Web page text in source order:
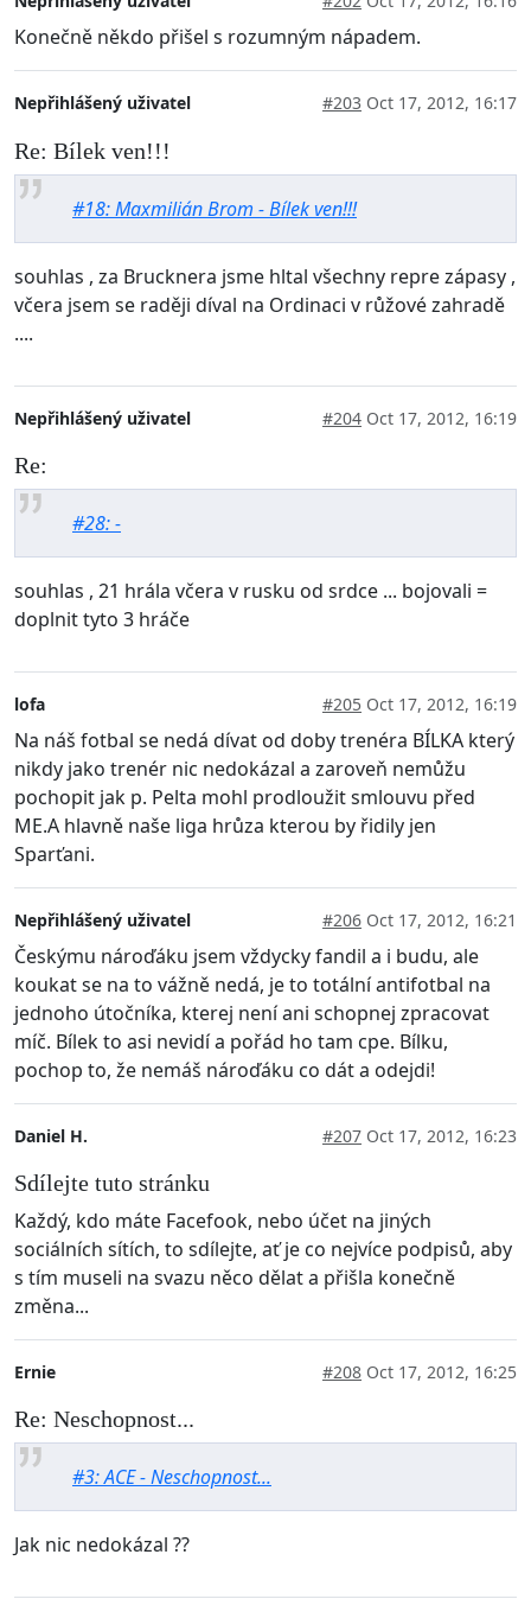
Konečně někdo přišel s rozumným nápadem.
Nepřihlášený uživatel #203 Oct 17, 2012, 16:17
Re: Bílek ven!!!
#18: Maxmilián Brom - Bílek ven!!!
souhlas , za Brucknera jsme hltal všechny repre zápasy ,
včera jsem se raději díval na Ordinaci v růžové zahradě
....
Nepřihlášený uživatel #204 Oct 17, 2012, 16:19
Re:
#28: -
souhlas , 21 hrála včera v rusku od srdce ... bojovali =
doplnit tyto 3 hráče
lofa #205 Oct 17, 2012, 16:19
Na náš fotbal se nedá dívat od doby trenéra BÍLKA který
nikdy jako trenér nic nedokázal a zaroveň nemůžu
pochopit jak p. Pelta mohl prodloužit smlouvu před
ME.A hlavně naše liga hrůza kterou by řidily jen
Sparťani.
Nepřihlášený uživatel #206 Oct 17, 2012, 16:21
Českýmu nároďáku jsem vždycky fandil a i budu, ale
koukat se na to vážně nedá, je to totální antifotbal na
jednoho útočníka, kterej není ani schopnej zpracovat
míč. Bílek to asi nevidí a pořád ho tam cpe. Bílku,
pochop to, že nemáš nároďáku co dát a odejdi!
Daniel H. #207 Oct 17, 2012, 16:23
Sdílejte tuto stránku
Každý, kdo máte Facefook, nebo účet na jiných
sociálních sítích, to sdílejte, ať je co nejvíce podpisů, aby
s tím museli na svazu něco dělat a přišla konečně
změna...
Ernie #208 Oct 17, 2012, 16:25
Re: Neschopnost...
#3: ACE - Neschopnost...
Jak nic nedokázal ??